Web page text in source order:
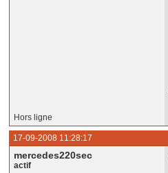
Hors ligne
17-09-2008 11:28:17
mercedes220sec
actif